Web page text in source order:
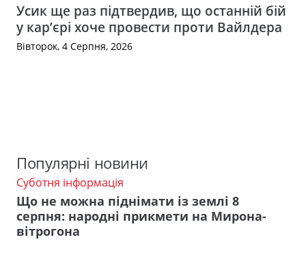
Усик ще раз підтвердив, що останній бій
у кар’єрі хоче провести проти Вайлдера
Вівторок, 4 Серпня, 2026
Популярні новини
Суботня інформація
Що не можна піднімати із землі 8
серпня: народні прикмети на Мирона-
вітрогона